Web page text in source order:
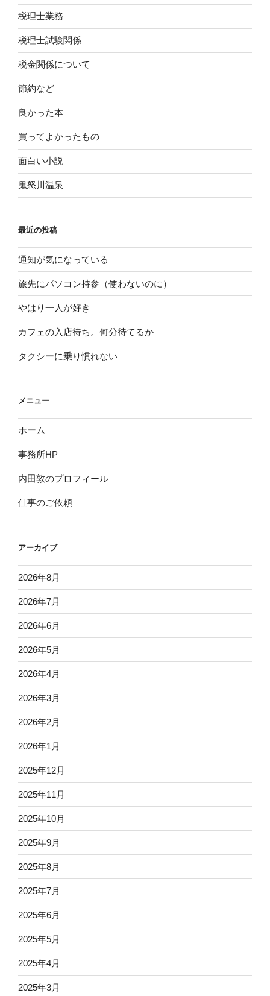
税理士業務
税理士試験関係
税金関係について
節約など
良かった本
買ってよかったもの
面白い小説
鬼怒川温泉
最近の投稿
通知が気になっている
旅先にパソコン持参（使わないのに）
やはり一人が好き
カフェの入店待ち。何分待てるか
タクシーに乗り慣れない
メニュー
ホーム
事務所HP
内田敦のプロフィール
仕事のご依頼
アーカイブ
2026年8月
2026年7月
2026年6月
2026年5月
2026年4月
2026年3月
2026年2月
2026年1月
2025年12月
2025年11月
2025年10月
2025年9月
2025年8月
2025年7月
2025年6月
2025年5月
2025年4月
2025年3月